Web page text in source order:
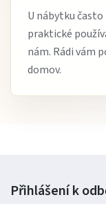
U nábytku
praktické
nám. Rádi vám
domov.
Přihlášení k